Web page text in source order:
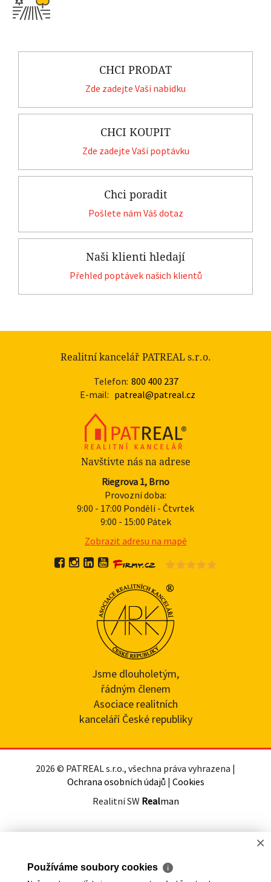
CHCI PRODAT
Zde zadejte Vaší nabídku
CHCI KOUPIT
Zde zadejte Vaší poptávku
Chci poradit
Pošlete nám Váš dotaz
Naši klienti hledají
Přehled poptávek našich klientů
Realitní kancelář PATREAL s.r.o.
Telefon: 800 400 237
E-mail: patreal@patreal.cz
Navštivte nás na adrese
Riegrova 1, Brno
Provozní doba:
9:00 - 17:00 Pondělí - Čtvrtek
9:00 - 15:00 Pátek
Zobrazit adresu na mapě
Jsme dlouholetým,
řádným členem
Asociace realitních
kanceláří České republiky
2026 © PATREAL s.r.o., všechna práva vyhrazena |
Ochrana osobních údajů | Cookies
Realitní SW Realman
×
Používáme soubory cookies ℹ